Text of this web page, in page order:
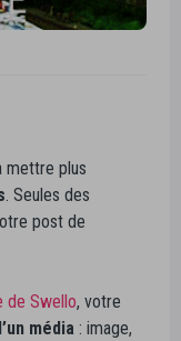
mettre plus
. Seules des
post de
de Swello, votre
média : image,